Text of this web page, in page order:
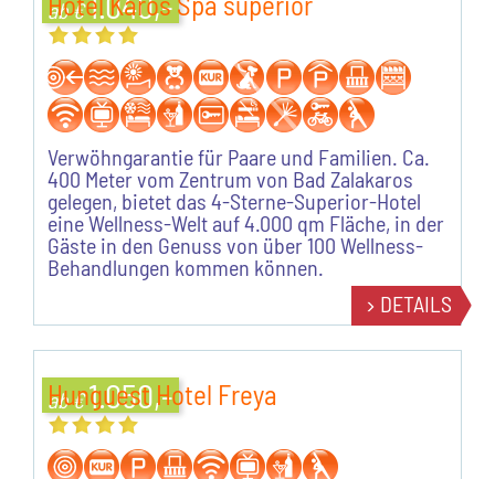
ab €
DETAILS
Verwöhngarantie für Paare und Familien. Ca.
400 Meter vom Zentrum von Bad Zalakaros
gelegen, bietet das 4-Sterne-Superior-Hotel
eine Wellness-Welt auf 4.000 qm Fläche, in der
Gäste in den Genuss von über 100 Wellness-
Behandlungen kommen können.
ab €1.050,-
Hunguest Hotel Freya